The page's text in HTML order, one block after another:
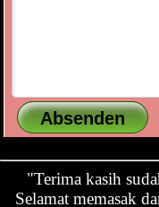
"Terima kasih
Selamat memasak